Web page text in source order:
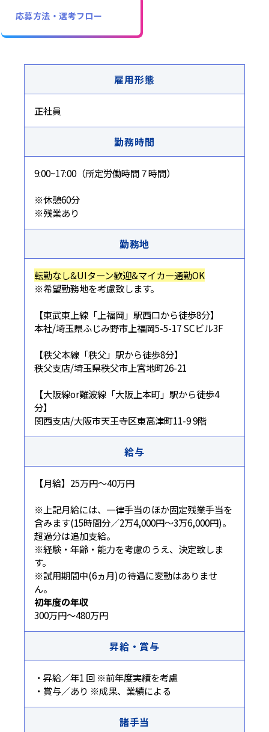
応募方法・選考フロー
雇用形態
正社員
勤務時間
9:00~17:00（所定労働時間７時間）
※休憩60分
※残業あり
勤務地
転勤なし&UIターン歓迎&マイカー通勤OK
※希望勤務地を考慮致します。
【東武東上線「上福岡」駅西口から徒歩8分】
本社/埼玉県ふじみ野市上福岡5-5-17 SCビル3F
【秩父本線「秩父」駅から徒歩8分】
秩父支店/埼玉県秩父市上宮地町26-21
【大阪線or難波線「大阪上本町」駅から徒歩4
分】
関西支店/大阪市天王寺区東高津町11-9 9階
給与
【月給】25万円～40万円
※上記月給には、一律手当のほか固定残業手当を
含みます(15時間分／2万4,000円～3万6,000円)。
超過分は追加支給。
※経験・年齢・能力を考慮のうえ、決定致しま
す。
※試用期間中(6ヵ月)の待遇に変動はありませ
ん。
初年度の年収
300万円～480万円
昇給・賞与
・昇給／年1 回 ※前年度実績を考慮
・賞与／あり ※成果、業績による
諸手当